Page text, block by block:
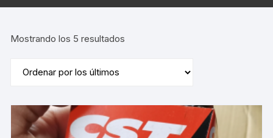
Mostrando los 5 resultados